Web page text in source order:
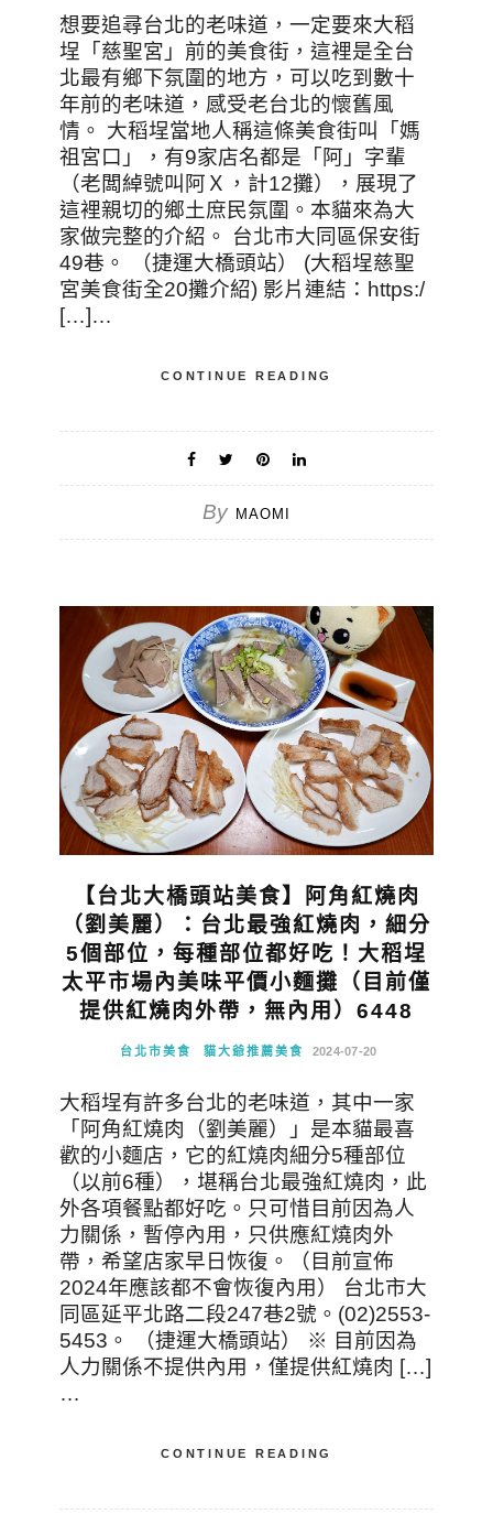
想要追尋台北的老味道，一定要來大稻
埕「慈聖宮」前的美食街，這裡是全台
北最有鄉下氛圍的地方，可以吃到數十
年前的老味道，感受老台北的懷舊風
情。 大稻埕當地人稱這條美食街叫「媽
祖宮口」，有9家店名都是「阿」字輩
（老闆綽號叫阿Ｘ，計12攤），展現了
這裡親切的鄉土庶民氛圍。本貓來為大
家做完整的介紹。 台北市大同區保安街
49巷。 （捷運大橋頭站） (大稻埕慈聖
宮美食街全20攤介紹) 影片連結：https:/
[…]…
CONTINUE READING
By MAOMI
【台北大橋頭站美食】阿角紅燒肉
（劉美麗）：台北最強紅燒肉，細分
5個部位，每種部位都好吃！大稻埕
太平市場內美味平價小麵攤（目前僅
提供紅燒肉外帶，無內用）6448
台北市美食 貓大爺推薦美食 2024-07-20
大稻埕有許多台北的老味道，其中一家
「阿角紅燒肉（劉美麗）」是本貓最喜
歡的小麵店，它的紅燒肉細分5種部位
（以前6種），堪稱台北最強紅燒肉，此
外各項餐點都好吃。只可惜目前因為人
力關係，暫停內用，只供應紅燒肉外
帶，希望店家早日恢復。（目前宣佈
2024年應該都不會恢復內用） 台北市大
同區延平北路二段247巷2號。(02)2553-
5453。 （捷運大橋頭站） ※ 目前因為
人力關係不提供內用，僅提供紅燒肉 […]
…
CONTINUE READING